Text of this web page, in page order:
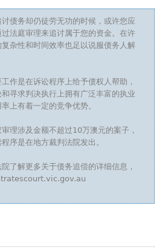
债务却仍徒劳无功的时候，或许您应
法庭审理来追讨属于您的资金。在许
杂性和时间效率也足以说服债务人解
作是在诉讼程序上给予债权人帮助，
寻求判决执行上拥有广泛丰富的执业
上有着一定的竞争优势。
理涉及金额不超过10万澳元的案子，
序是在地方裁判法院发出。
了解更多关于债务追偿的详细信息，